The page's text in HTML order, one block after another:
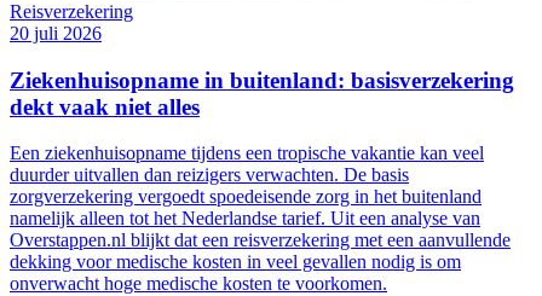
Reisverzekering
20 juli 2026
Ziekenhuisopname in buitenland: basisverzekering
dekt vaak niet alles
Een ziekenhuisopname tijdens een tropische vakantie kan veel
duurder uitvallen dan reizigers verwachten. De basis
zorgverzekering vergoedt spoedeisende zorg in het buitenland
namelijk alleen tot het Nederlandse tarief. Uit een analyse van
Overstappen.nl blijkt dat een reisverzekering met een aanvullende
dekking voor medische kosten in veel gevallen nodig is om
onverwacht hoge medische kosten te voorkomen.